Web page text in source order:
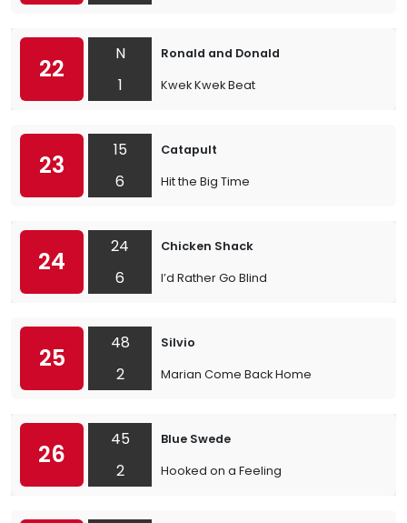
22
N
1
Ronald and Donald
Kwek Kwek Beat
23
15
6
Catapult
Hit the Big Time
24
24
6
Chicken Shack
I’d Rather Go Blind
25
48
2
Silvio
Marian Come Back Home
26
45
2
Blue Swede
Hooked on a Feeling